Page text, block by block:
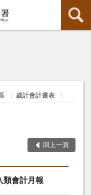
歲計會計書表
回上一頁
類會計月報